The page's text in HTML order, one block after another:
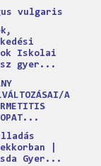
vulgaris
Iskolai
gyer...
A
|
Gyer...